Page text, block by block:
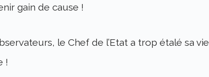
gain de cause !
le Chef de l’Etat a trop étalé sa vie
!